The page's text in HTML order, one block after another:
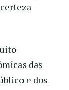
das
e dos